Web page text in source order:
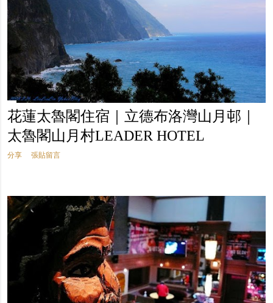
花蓮太魯閣住宿｜立德布洛灣山月邨｜
太魯閣山月村LEADER HOTEL
分享 張貼留言